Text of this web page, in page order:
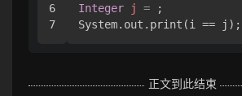
6
Integer
j = ;
System.out.print(i == j);
正文到此结束